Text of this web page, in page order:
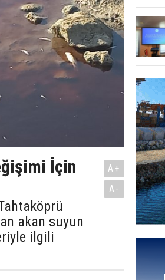
İçin
akan suyun
ilgili
A+
A-